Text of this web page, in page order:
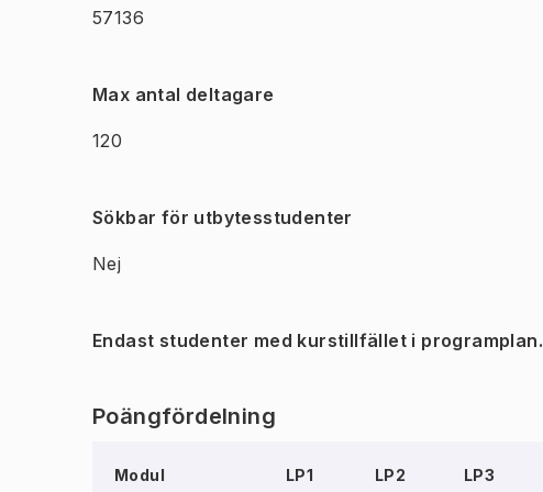
57136
Max antal deltagare
120
Sökbar för utbytesstudenter
Nej
Endast studenter med kurstillfället i programplan.
Poängfördelning
Modul LP1 LP2 LP3